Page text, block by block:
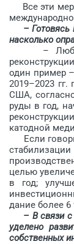
Все эти
–
насколько
– Любое
один пример
2019–2023
США,
руды в год,
катодной
Если
целью
в год;
дание более
– В связи
уделено
собственных